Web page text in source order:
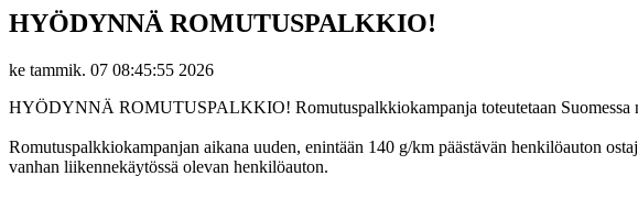
HYÖDYNNÄ ROMUTUSPALKKIO!
ke tammik. 07 08:45:55 2026
HYÖDYNNÄ ROMUTUSPALKKIO! Romutuspalkkiokampanja toteutetaan Suomessa
Romutuspalkkiokampanjan aikana uuden, enintään 140 g/km päästävän henkilöauton
vanhan liikennekäytössä olevan henkilöauton.